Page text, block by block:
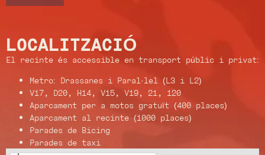
LOCALITZACIÓ
El recinte és accessible en transport públic i privat:
Metro: Drassanes i Paral·lel (L3 i L2)
V17, D20, H14, V15, V19, 21, 120
Aparcament per a motos gratuït (400 places)
Aparcament al recinte (1000 places)
Parades de Bicing
Parades de taxi